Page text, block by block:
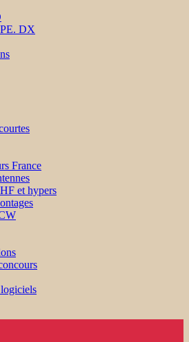
DX
France
et hypers